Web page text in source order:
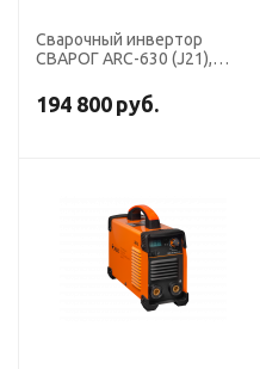
Сварочный инвертор
СВАРОГ ARC-630 (J21),
194 800 руб.